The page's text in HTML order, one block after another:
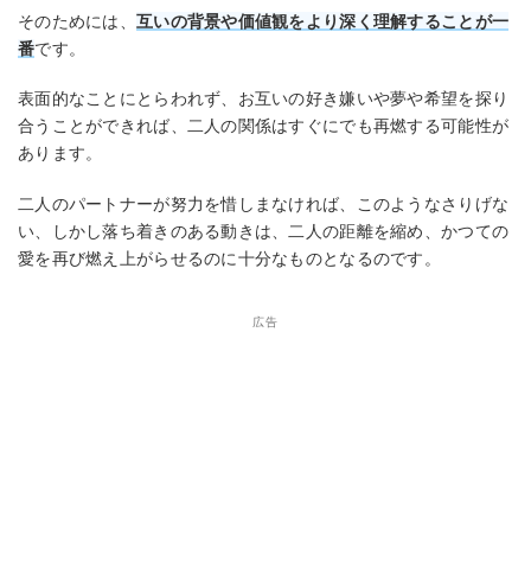
そのためには、 互いの背景や価値観をより深く理解することが一
番です。
表面的なことにとらわれず、お互いの好き嫌いや夢や希望を探り
合うことができれば、二人の関係はすぐにでも再燃する可能性が
あります。
二人のパートナーが努力を惜しまなければ、このようなさりげな
い、しかし落ち着きのある動きは、二人の距離を縮め、かつての
愛を再び燃え上がらせるのに十分なものとなるのです。
広告